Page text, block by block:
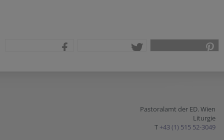
Pastoralamt der ED. Wien
Liturgie
T +43 (1) 515 52-3049